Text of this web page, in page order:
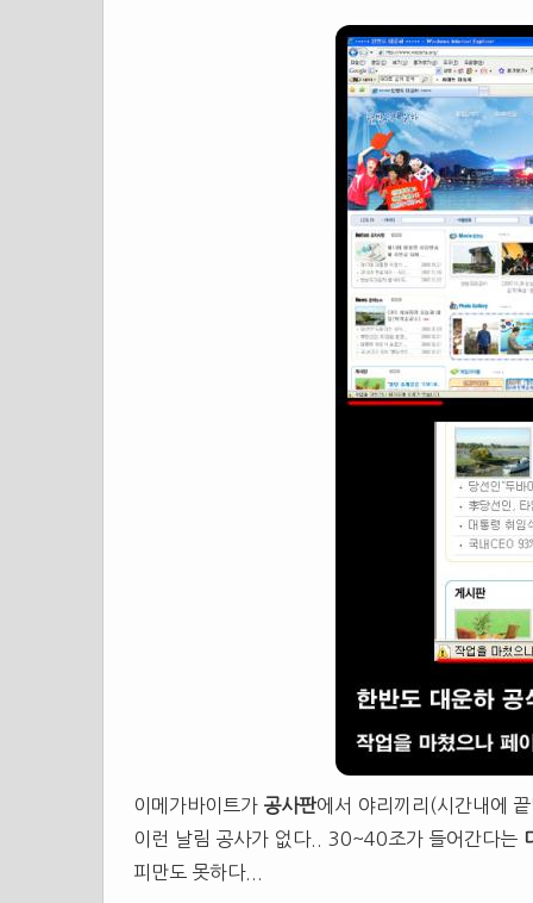
이메가바이트가 공사판에서 야리끼리(시간내에
이런 날림 공사가 없다.. 30~40조가 들어간다는
피만도 못하다...